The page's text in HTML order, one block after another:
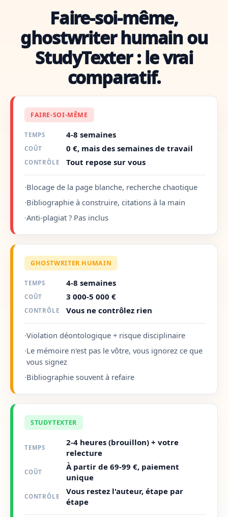
Faire-soi-même,
ghostwriter humain ou
StudyTexter : le vrai
comparatif.
FAIRE-SOI-MÊME
TEMPS 4-8 semaines
COÛT 0 €, mais des semaines de travail
CONTRÔLE Tout repose sur vous
·Blocage de la page blanche, recherche chaotique
·Bibliographie à construire, citations à la main
·Anti-plagiat ? Pas inclus
GHOSTWRITER HUMAIN
TEMPS 4-8 semaines
COÛT 3 000-5 000 €
CONTRÔLE Vous ne contrôlez rien
·Violation déontologique + risque disciplinaire
·Le mémoire n'est pas le vôtre, vous ignorez ce que
vous signez
·Bibliographie souvent à refaire
STUDYTEXTER
TEMPS
2-4 heures (brouillon) + votre
relecture
COÛT
À partir de 69-99 €, paiement
unique
CONTRÔLE
Vous restez l'auteur, étape par
étape